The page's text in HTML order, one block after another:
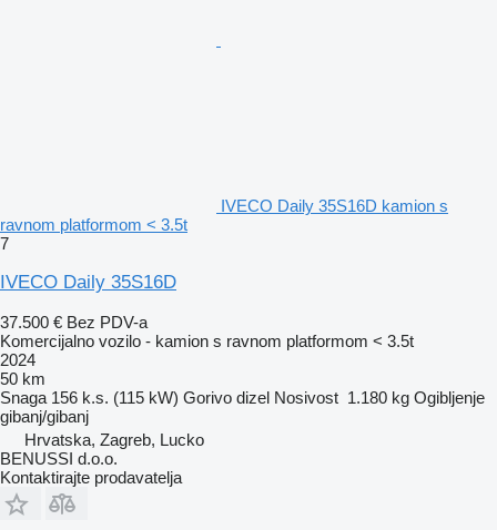
IVECO Daily 35S16D kamion s
ravnom platformom < 3.5t
7
IVECO Daily 35S16D
37.500 € Bez PDV-a
Komercijalno vozilo - kamion s ravnom platformom < 3.5t
2024
50 km
Snaga 156 k.s. (115 kW) Gorivo dizel Nosivost 1.180 kg Ogibljenje
gibanj/gibanj
Hrvatska, Zagreb, Lucko
BENUSSI d.o.o.
Kontaktirajte prodavatelja